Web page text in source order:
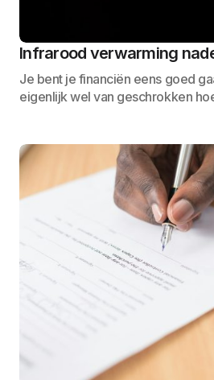
Infrarood verwarming
Je bent je financiën eens goed
eigenlijk wel van geschrokken